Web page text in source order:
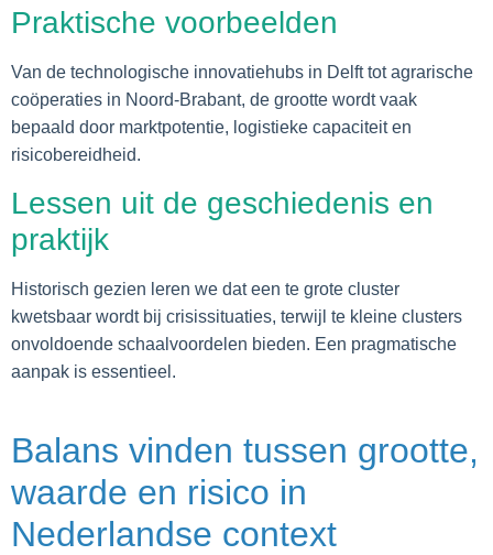
Praktische voorbeelden
Van de technologische innovatiehubs in Delft tot agrarische
coöperaties in Noord-Brabant, de grootte wordt vaak
bepaald door marktpotentie, logistieke capaciteit en
risicobereidheid.
Lessen uit de geschiedenis en
praktijk
Historisch gezien leren we dat een te grote cluster
kwetsbaar wordt bij crisissituaties, terwijl te kleine clusters
onvoldoende schaalvoordelen bieden. Een pragmatische
aanpak is essentieel.
Balans vinden tussen grootte,
waarde en risico in
Nederlandse context